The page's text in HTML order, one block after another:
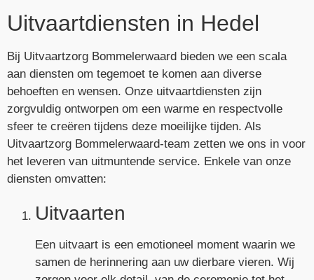
Uitvaartdiensten in Hedel
Bij Uitvaartzorg Bommelerwaard bieden we een scala
aan diensten om tegemoet te komen aan diverse
behoeften en wensen. Onze uitvaartdiensten zijn
zorgvuldig ontworpen om een warme en respectvolle
sfeer te creëren tijdens deze moeilijke tijden. Als
Uitvaartzorg Bommelerwaard-team zetten we ons in voor
het leveren van uitmuntende service. Enkele van onze
diensten omvatten:
Uitvaarten
Een uitvaart is een emotioneel moment waarin we
samen de herinnering aan uw dierbare vieren. Wij